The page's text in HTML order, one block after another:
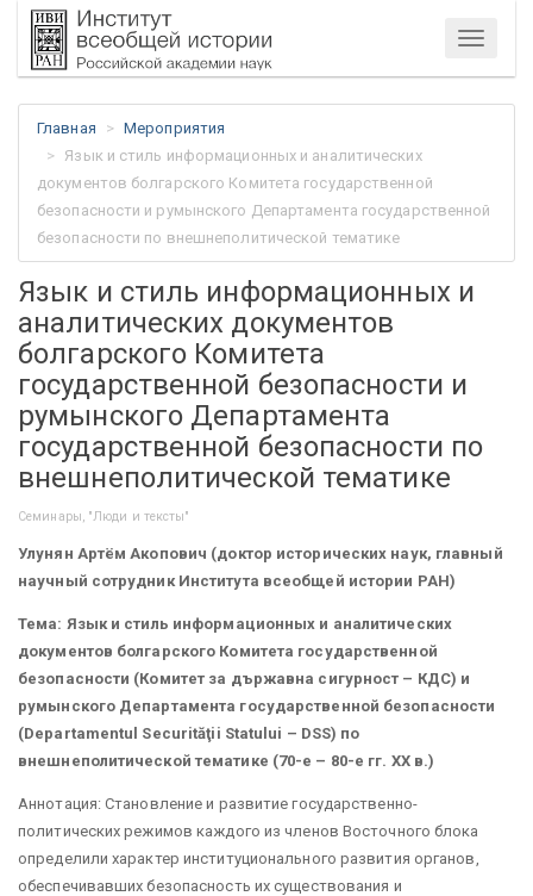
Меню
Главная
Мероприятия
Язык и стиль информационных и аналитических
документов болгарского Комитета государственной
безопасности и румынского Департамента государственной
безопасности по внешнеполитической тематике
Язык и стиль информационных и
аналитических документов
болгарского Комитета
государственной безопасности и
румынского Департамента
государственной безопасности по
внешнеполитической тематике
Семинары, "Люди и тексты"
Улунян Артём Акопович (доктор исторических наук, главный
научный сотрудник Института всеобщей истории РАН)
Тема: Язык и стиль информационных и аналитических
документов болгарского Комитета государственной
безопасности (Комитет за държавна сигурност – КДС) и
румынского Департамента государственной безопасности
(Departamentul Securităţii Statului – DSS) по
внешнеполитической тематике (70-е – 80-е гг. ХХ в.)
Аннотация: Становление и развитие государственно-
политических режимов каждого из членов Восточного блока
определили характер институционального развития органов,
обеспечивавших безопасность их существования и